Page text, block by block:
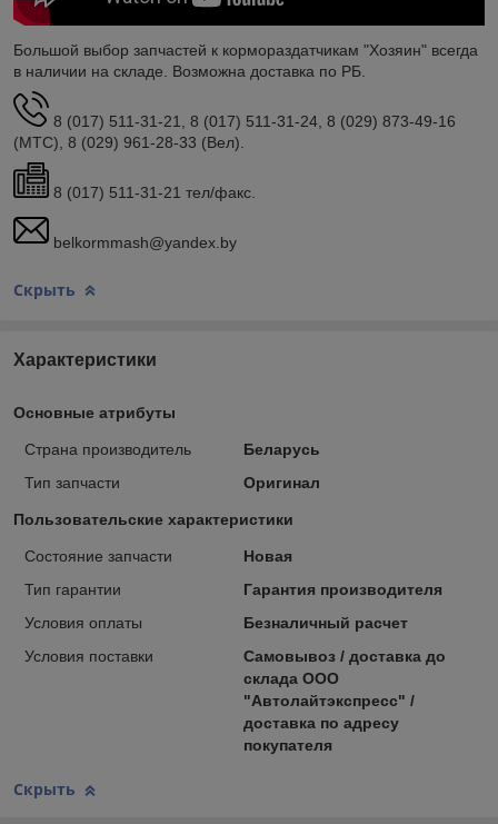
Большой выбор запчастей к кормораздатчикам "Хозяин" всегда
в наличии на складе. Возможна доставка по РБ.
8 (017) 511-31-21, 8 (017) 511-31-24, 8 (029) 873-49-16
(МТС), 8 (029) 961-28-33 (Вел).
8 (017) 511-31-21 тел/факс.
belkormmash@yandex.by
Скрыть
Характеристики
Основные атрибуты
Страна производитель
Беларусь
Тип запчасти
Оригинал
Пользовательские характеристики
Состояние запчасти
Новая
Тип гарантии
Гарантия производителя
Условия оплаты
Безналичный расчет
Условия поставки
Самовывоз / доставка до
склада ООО
"Автолайтэкспресс" /
доставка по адресу
покупателя
Скрыть